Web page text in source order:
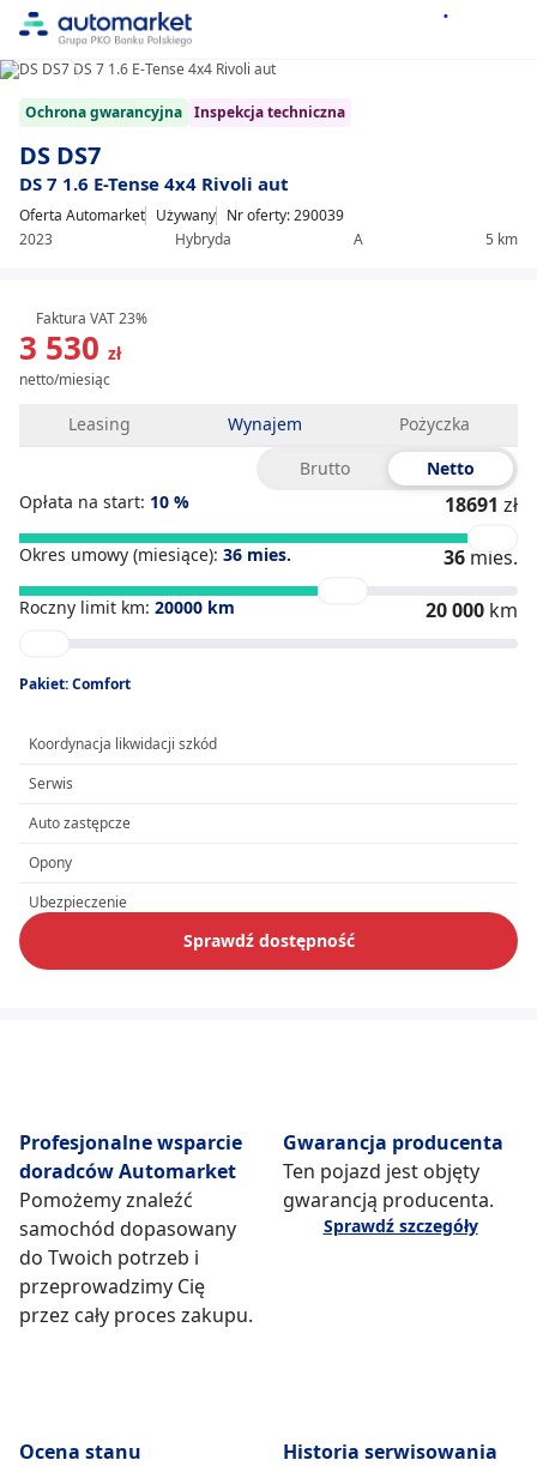
1/14
Ochrona gwarancyjna Inspekcja techniczna
DS DS7
DS 7 1.6 E-Tense 4x4 Rivoli aut
Oferta Automarket Używany
2023
Hybryda A 5 km
Nr oferty: 290039
3 530 zł
netto/miesiąc
Faktura VAT 23%
Leasing Wynajem
Pożyczka
Brutto
Netto
Opłata na start: 10 % 18691 zł
Okres umowy (miesiące): 36 mies. 36 mies.
Roczny limit km: 20000 km 20 000 km
Pakiet: Comfort
Koordynacja likwidacji szkód
Serwis
Auto zastępcze
Opony
Ubezpieczenie
Sprawdź dostępność
Profesjonalne wsparcie
doradców Automarket
Pomożemy znaleźć
samochód dopasowany
do Twoich potrzeb i
przeprowadzimy Cię
przez cały proces zakupu.
Gwarancja producenta
Ten pojazd jest objęty
gwarancją producenta.
Sprawdź szczegóły
Ocena stanu
Historia serwisowania